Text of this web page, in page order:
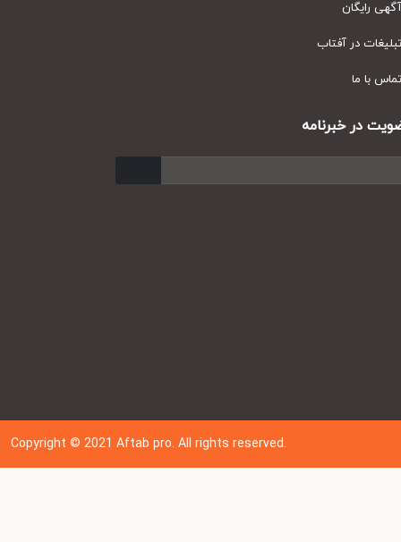
رایگان
در آفتاب
با ما
در خبرنامه
Copyright © 202 1Aftab pro. All rights reserved.